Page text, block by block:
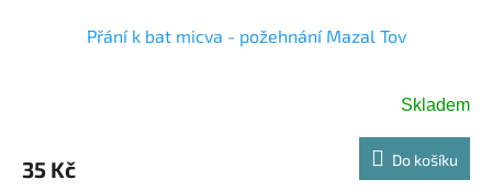
Přání k bat micva - požehnání Mazal Tov
Skladem
35 Kč Do košíku